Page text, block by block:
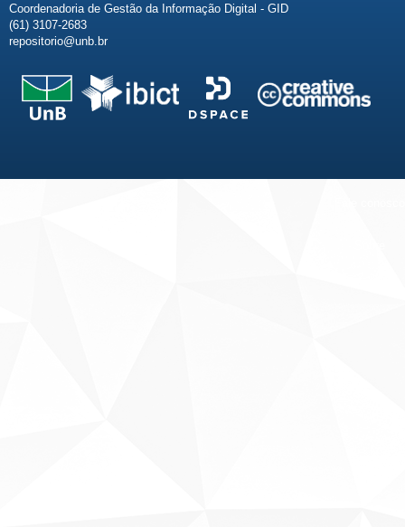
Coordenadoria de Gestão da Informação Digital - GID
(61) 3107-2683
repositorio@unb.br